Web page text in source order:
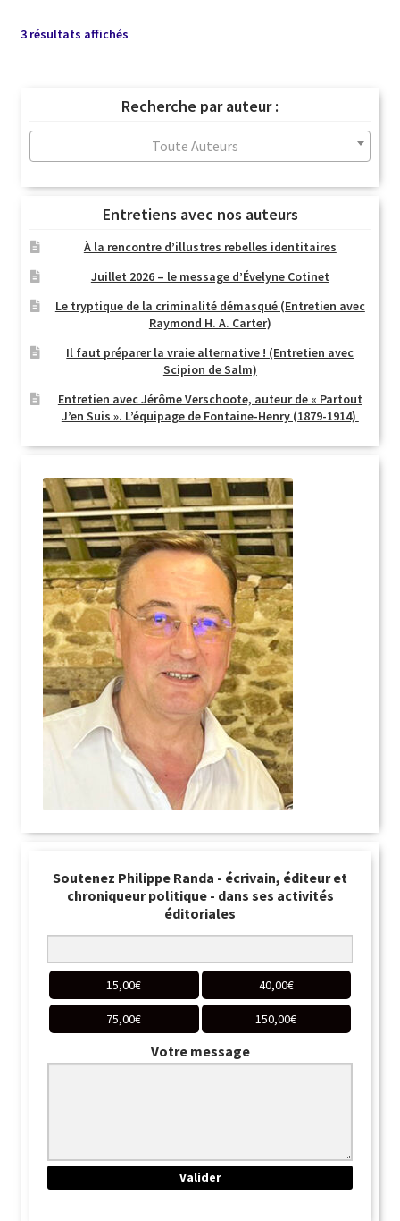
3 résultats affichésTrié
au
plus
ancien
Recherche par auteur :
Toute Auteurs
Entretiens avec nos auteurs
À la rencontre d’illustres rebelles identitaires
Juillet 2026 – le message d’Évelyne Cotinet
Le tryptique de la criminalité démasqué (Entretien avec
Raymond H. A. Carter)
Il faut préparer la vraie alternative ! (Entretien avec
Scipion de Salm)
Entretien avec Jérôme Verschoote, auteur de « Partout
J’en Suis ». L’équipage de Fontaine-Henry (1879-1914)
Soutenez Philippe Randa - écrivain, éditeur et
chroniqueur politique - dans ses activités
éditoriales
15,00€ 40,00€
75,00€ 150,00€
Votre message